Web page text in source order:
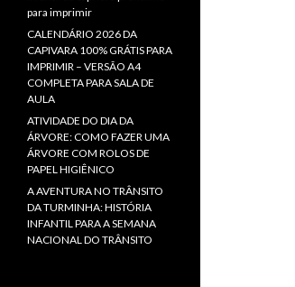
para imprimir
CALENDÁRIO 2026 DA
CAPIVARA 100% GRÁTIS PARA
IMPRIMIR – VERSÃO A4
COMPLETA PARA SALA DE
AULA
ATIVIDADE DO DIA DA
ÁRVORE: COMO FAZER UMA
ÁRVORE COM ROLOS DE
PAPEL HIGIÊNICO
A AVENTURA NO TRÂNSITO
DA TURMINHA: HISTÓRIA
INFANTIL PARA A SEMANA
NACIONAL DO TRÂNSITO